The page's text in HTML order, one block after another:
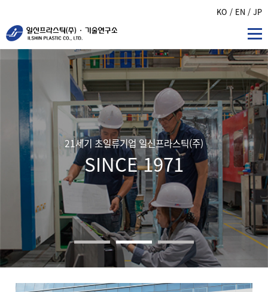
KO / EN / JP
21세기 초일류기업 일신프라스틱(주)
SINCE 1971